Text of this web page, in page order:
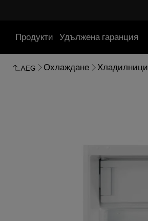
Продукти Удължена гаранция
AEG Охлаждане Хладилници